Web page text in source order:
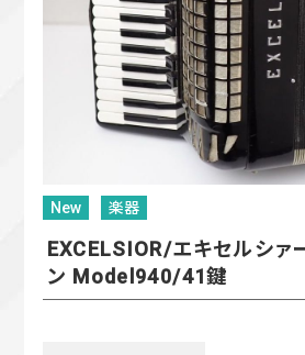
New 楽器
EXCELSIOR/エキセルシァ
ン Model940/41鍵